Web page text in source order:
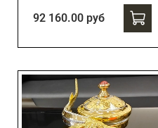
92 160.00 руб